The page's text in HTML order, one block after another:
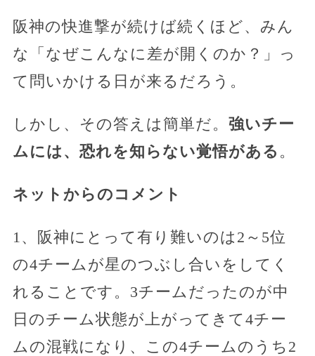
阪神の快進撃が続けば続くほど、みん
な「なぜこんなに差が開くのか？」っ
て問いかける日が来るだろう。
しかし、その答えは簡単だ。 強いチー
ムには、恐れを知らない覚悟がある 。
ネットからのコメント
1、阪神にとって有り難いのは2～5位
の4チームが星のつぶし合いをしてく
れることです。3チームだったのが中
日のチーム状態が上がってきて4チー
ムの混戦になり、この4チームのうち2